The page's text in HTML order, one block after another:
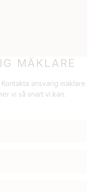
MÄKLARE
ansvarig mäklare
vi så snart vi kan.